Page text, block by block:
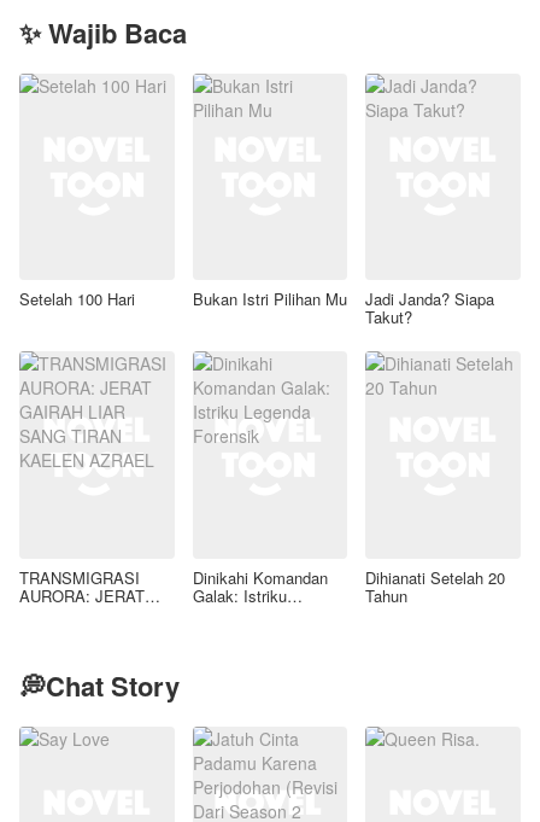
✨ Wajib Baca
Setelah 100 Hari Bukan Istri Pilihan Mu Jadi Janda? Siapa
Takut?
TRANSMIGRASI
AURORA: JERAT
Dinikahi Komandan
Galak: Istriku
Dihianati Setelah 20
Tahun
💭Chat Story